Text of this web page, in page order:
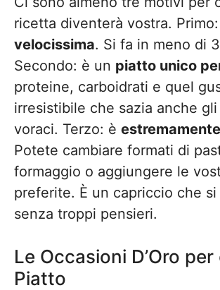
ricetta diventerà vostra.
velocissima. Si fa in meno di
Secondo: è un piatto unico
proteine, carboidrati e quel
irresistibile che sazia anche
voraci. Terzo: è
Potete cambiare formati di
formaggio o aggiungere le
preferite. È un capriccio che
senza troppi pensieri.
Le Occasioni D’Oro
Piatto